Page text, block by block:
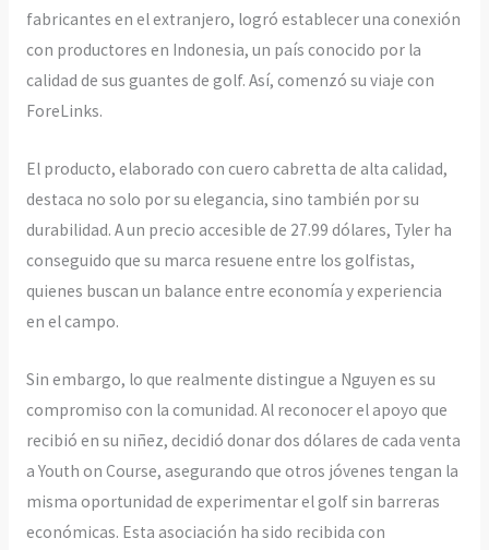
fabricantes en el extranjero, logró establecer una conexión
con productores en Indonesia, un país conocido por la
calidad de sus guantes de golf. Así, comenzó su viaje con
ForeLinks.
El producto, elaborado con cuero cabretta de alta calidad,
destaca no solo por su elegancia, sino también por su
durabilidad. A un precio accesible de 27.99 dólares, Tyler ha
conseguido que su marca resuene entre los golfistas,
quienes buscan un balance entre economía y experiencia
en el campo.
Sin embargo, lo que realmente distingue a Nguyen es su
compromiso con la comunidad. Al reconocer el apoyo que
recibió en su niñez, decidió donar dos dólares de cada venta
a Youth on Course, asegurando que otros jóvenes tengan la
misma oportunidad de experimentar el golf sin barreras
económicas. Esta asociación ha sido recibida con